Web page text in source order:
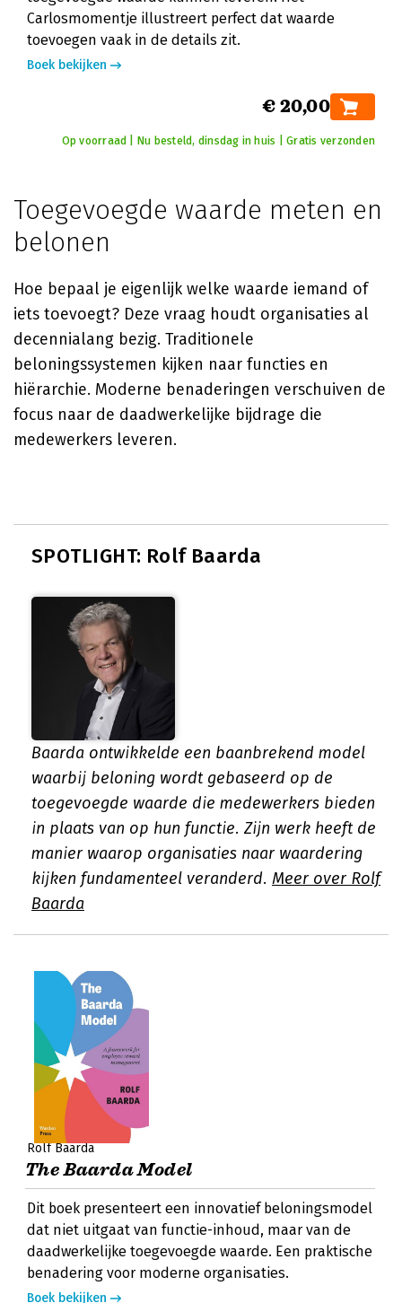
Carlosmomentje illustreert perfect dat waarde
toevoegen vaak in de details zit.
Boek bekijken
€ 20,00
Op voorraad | Nu besteld, dinsdag in huis | Gratis verzonden
Toegevoegde waarde meten en
belonen
Hoe bepaal je eigenlijk welke waarde iemand of
iets toevoegt? Deze vraag houdt organisaties al
decennialang bezig. Traditionele
beloningssystemen kijken naar functies en
hiërarchie. Moderne benaderingen verschuiven de
focus naar de daadwerkelijke bijdrage die
medewerkers leveren.
SPOTLIGHT: Rolf Baarda
Baarda ontwikkelde een baanbrekend model
waarbij beloning wordt gebaseerd op de
toegevoegde waarde die medewerkers bieden
in plaats van op hun functie. Zijn werk heeft de
manier waarop organisaties naar waardering
kijken fundamenteel veranderd. Meer over Rolf
Baarda
Rolf Baarda
The Baarda Model
Dit boek presenteert een innovatief beloningsmodel
dat niet uitgaat van functie-inhoud, maar van de
daadwerkelijke toegevoegde waarde. Een praktische
benadering voor moderne organisaties.
Boek bekijken